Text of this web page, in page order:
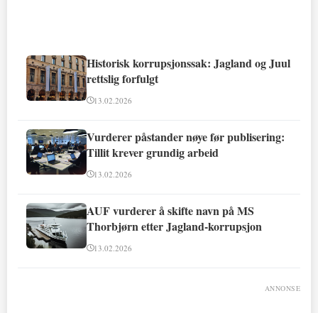
Historisk korrupsjonssak: Jagland og Juul
rettslig forfulgt
13.02.2026
Vurderer påstander nøye før publisering:
Tillit krever grundig arbeid
13.02.2026
AUF vurderer å skifte navn på MS
Thorbjørn etter Jagland-korrupsjon
13.02.2026
ANNONSE